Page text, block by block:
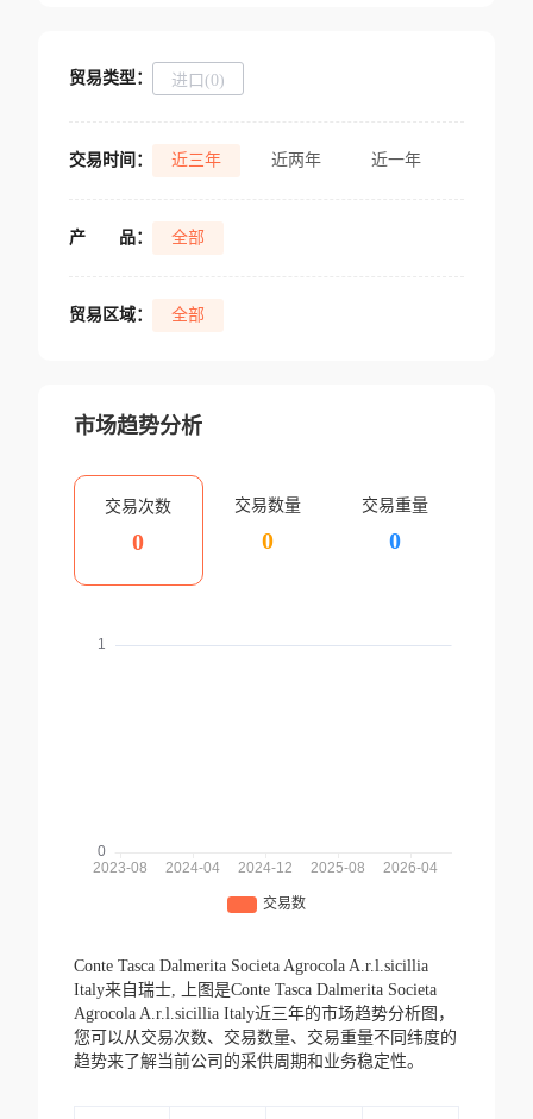
贸易类型： 进口(0)
交易时间： 近三年 近两年 近一年
产 品： 全部
贸易区域： 全部
市场趋势分析
交易次数
0
交易数量
0
交易重量
0
Conte Tasca Dalmerita Societa Agrocola A.r.l.sicillia
Italy来自瑞士,
上图是Conte Tasca Dalmerita Societa
Agrocola A.r.l.sicillia Italy近三年的市场趋势分析图，
您可以从交易次数、交易数量、交易重量不同纬度的
趋势来了解当前公司的采供周期和业务稳定性。